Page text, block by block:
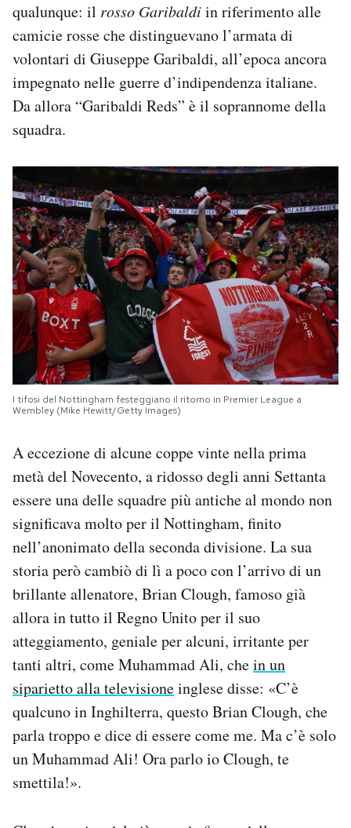
qualunque: il rosso Garibaldiin riferimento alle
camicie rosse che distinguevano l’armata di
volontari di Giuseppe Garibaldi, all’epoca ancora
impegnato nelle guerre d’indipendenza italiane.
Da allora “Garibaldi Reds” è il soprannome della
squadra.
I tifosi del Nottingham festeggiano il ritorno in Premier League a
Wembley (Mike Hewitt/Getty Images)
A eccezione di alcune coppe vinte nella prima
metà del Novecento, a ridosso degli anni Settanta
essere una delle squadre più antiche al mondo non
significava molto per il Nottingham, finito
nell’anonimato della seconda divisione. La sua
storia però cambiò di lì a poco con l’arrivo di un
brillante allenatore, Brian Clough, famoso già
allora in tutto il Regno Unito per il suo
atteggiamento, geniale per alcuni, irritante per
tanti altri, come Muhammad Ali, chein un
siparietto alla televisioneinglese disse: «C’è
qualcuno in Inghilterra, questo Brian Clough, che
parla troppo e dice di essere come me. Ma c’è solo
un Muhammad Ali! Ora parlo io Clough, te
smettila!».